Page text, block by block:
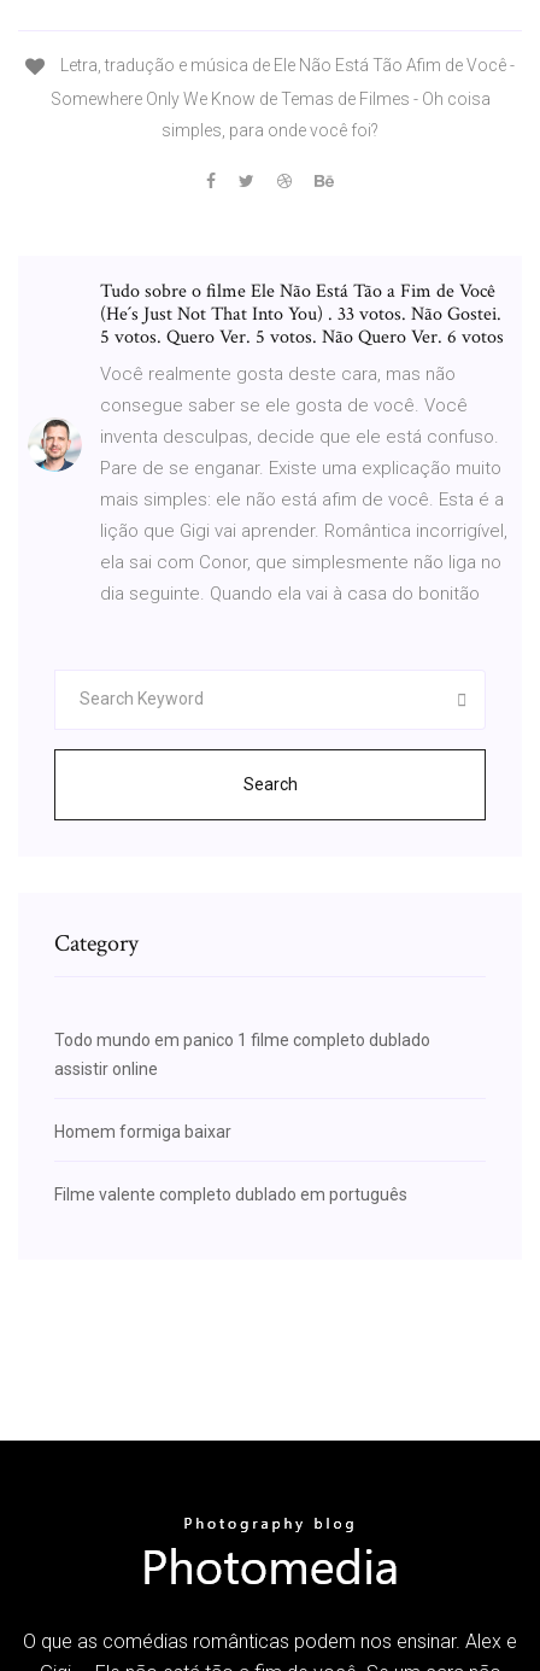
Letra, tradução e música de Ele Não Está Tão Afim de Você -
Somewhere Only We Know de Temas de Filmes - Oh coisa
simples, para onde você foi?
Tudo sobre o filme Ele Não Está Tão a Fim de Você
(He´s Just Not That Into You) . 33 votos. Não Gostei.
5 votos. Quero Ver. 5 votos. Não Quero Ver. 6 votos
Você realmente gosta deste cara, mas não
consegue saber se ele gosta de você. Você
inventa desculpas, decide que ele está confuso.
Pare de se enganar. Existe uma explicação muito
mais simples: ele não está afim de você. Esta é a
lição que Gigi vai aprender. Romântica incorrigível,
ela sai com Conor, que simplesmente não liga no
dia seguinte. Quando ela vai à casa do bonitão
Search
Category
Todo mundo em panico 1 filme completo dublado
assistir online
Homem formiga baixar
Filme valente completo dublado em português
O que as comédias românticas podem nos ensinar. Alex e